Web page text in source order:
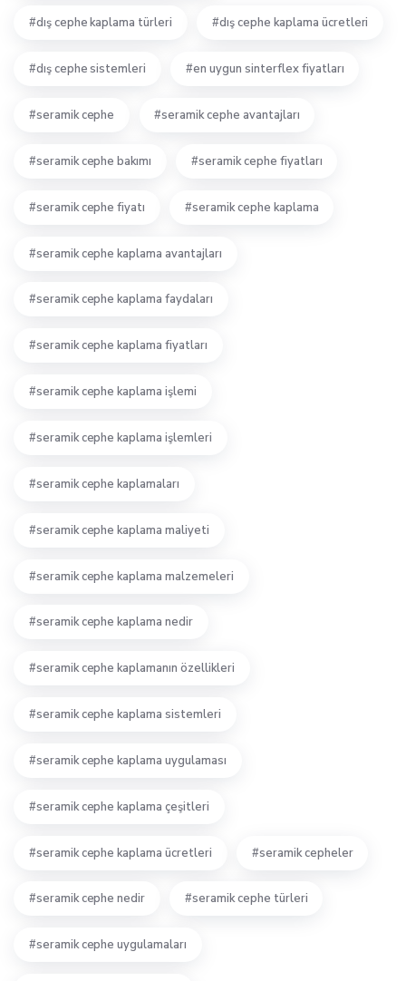
dış cephe kaplama türleri dış cephe kaplama ücretleri
dış cephe sistemleri en uygun sinterflex fiyatları
seramik cephe seramik cephe avantajları
seramik cephe bakımı seramik cephe fiyatları
seramik cephe fiyatı seramik cephe kaplama
seramik cephe kaplama avantajları
seramik cephe kaplama faydaları
seramik cephe kaplama fiyatları
seramik cephe kaplama işlemi
seramik cephe kaplama işlemleri
seramik cephe kaplamaları
seramik cephe kaplama maliyeti
seramik cephe kaplama malzemeleri
seramik cephe kaplama nedir
seramik cephe kaplamanın özellikleri
seramik cephe kaplama sistemleri
seramik cephe kaplama uygulaması
seramik cephe kaplama çeşitleri
seramik cephe kaplama ücretleri seramik cepheler
seramik cephe nedir seramik cephe türleri
seramik cephe uygulamaları